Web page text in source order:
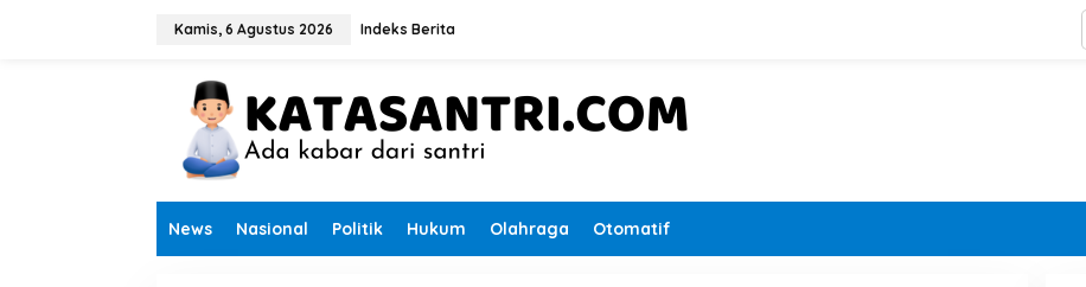
Kamis, 6 Agustus 2026 Indeks Berita
News Nasional Politik Hukum Olahraga Otomatif